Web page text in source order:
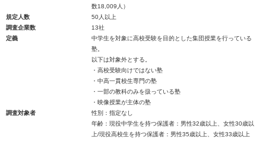
数18,009人）
規定人数
50人以上
調査企業数
13社
定義
中学生を対象に高校受験を目的とした集団授業を行っている
塾。
以下は対象外とする。
・高校受験向けではない塾
・中高一貫校生専門の塾
・一部の教科のみを扱っている塾
・映像授業が主体の塾
調査対象者
性別：指定なし
年齢：現役中学生を持つ保護者：男性32歳以上、女性30歳以
上/現役高校生を持つ保護者：男性35歳以上、女性33歳以上